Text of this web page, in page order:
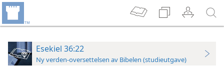
Esekiel 36:22
Ny verden-oversettelsen av Bibelen (studieutgave)